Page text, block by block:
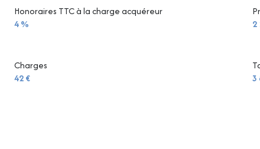
2
Honoraires TTC à la charge acquéreur
4 %
Charges
42 €
3